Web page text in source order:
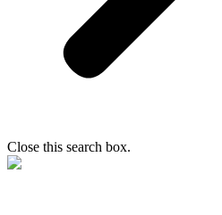
Close this search box.